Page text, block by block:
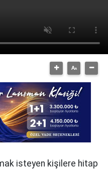
isteyen kişilere hitap